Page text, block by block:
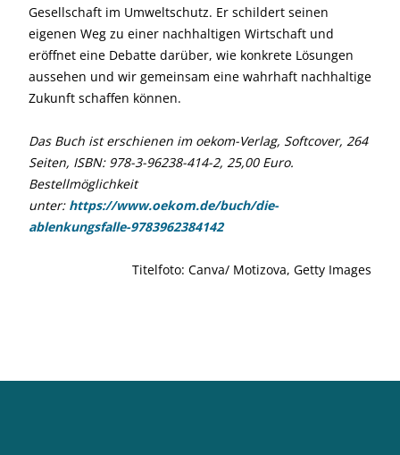
Gesellschaft im Umweltschutz. Er schildert seinen
eigenen Weg zu einer nachhaltigen Wirtschaft und
eröffnet eine Debatte darüber, wie konkrete Lösungen
aussehen und wir gemeinsam eine wahrhaft nachhaltige
Zukunft schaffen können.
Das Buch ist erschienen im oekom-Verlag, Softcover, 264
Seiten, ISBN: 978-3-96238-414-2, 25,00 Euro.
Bestellmöglichkeit
unter: https://www.oekom.de/buch/die-
ablenkungsfalle-9783962384142
Titelfoto: Canva/ Motizova, Getty Images